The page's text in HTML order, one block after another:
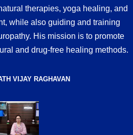
therapies, yoga healing, and
while also guiding and training
His mission is to promote
and drug-free healing methods.
VIJAY RAGHAVAN